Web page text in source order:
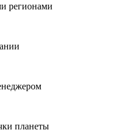
регионами
планеты